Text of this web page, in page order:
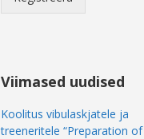
lViimased uudised
Koolitus vibulaskjatele ja
treeneritele “Preparation of